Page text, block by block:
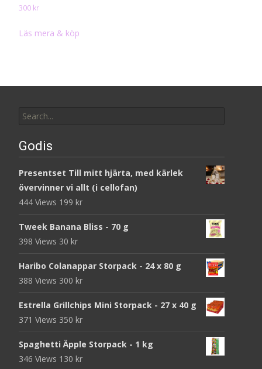
300 kr
Läs mera & köp
for:
Godis
Presentset Till mitt hjärta, med kärlek
övervinner vi allt (i cellofan)
444 Views 199 kr
Tweek Banana Bliss - 70 g
398 Views 30 kr
Haribo Colanappar Storpack - 24 x 80 g
388 Views 300 kr
Estrella Grillchips Mini Storpack - 27 x 40 g
371 Views 350 kr
Spaghetti Äpple Storpack - 1 kg
346 Views 130 kr